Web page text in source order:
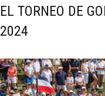
EL TORNEO DE
2024